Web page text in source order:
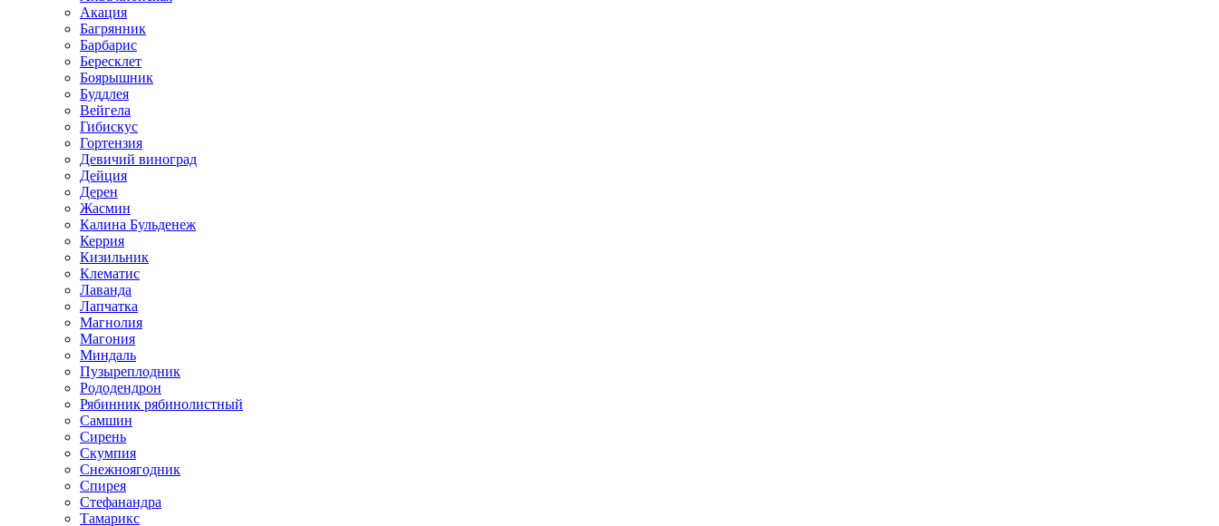
Акация
Багрянник
Барбарис
Бересклет
Боярышник
Буддлея
Вейгела
Гибискус
Гортензия
Девичий виноград
Дейция
Дерен
Жасмин
Калина Бульденеж
Керрия
Кизильник
Клематис
Лаванда
Лапчатка
Магнолия
Магония
Миндаль
Пузыреплодник
Рододендрон
Рябинник рябинолистный
Самшин
Сирень
Скумпия
Снежноягодник
Спирея
Стефанандра
Тамарикс